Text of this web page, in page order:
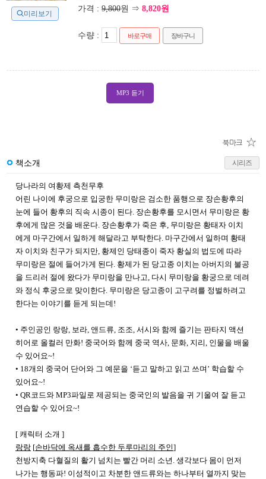
미리보기
가격 : 9,800원 ⇒ 8,820원
수량 : 바로구매 장바구니
MP3 듣기
책소개 시리즈
당나라의 여황제 측천무후
어린 나이에 후궁으로 입궁한 무미랑은 검소한 품행으로 장손황후의
눈에 들어 황후의 직속 시종이 된다. 장손황후를 모시면서 무미랑은 황
후에게 많은 것을 배운다. 장손황후가 죽은 후, 무미랑은 황태자 이치
에게 마구간에서 일하게 해달라고 부탁한다. 마구간에서 일하며 황태
자 이치와 친구가 되지만, 황제인 당태종이 죽자 황실의 법도에 따라
무미랑은 절에 들어가게 된다. 황제가 된 당고종 이치는 아버지의 불공
을 드리러 절에 왔다가 무미랑을 만나고, 다시 무미랑을 황궁으로 데려
와 정식 후궁으로 맞이한다. 무미랑은 당고종이 고구려를 정벌하려고
한다는 이야기를 듣게 되는데!
• 주인공인 랑랑, 보라, 앤드류, 조조, 서시와 함께 즐기는 판타지 액션
히어로 올컬러 만화! 중국어와 함께 중국 역사, 문화, 지리, 인물을 배울
수 있어요~!
• 18개의 중국어 단어와 그 예문을 ‘듣고 말하고 읽고 쓰며 ’ 학습할 수
있어요~!
• QR코드와 MP3파일로 제공되는 중국인의 발음을 귀 기울여 잘 듣고
연습할 수 있어요~!
[ 캐릭터 소개 ]
랑랑 [손바닥에 옥새를 흡수한 두루마리의 주인]
천방지축 다혈질의 활기 넘치는 빨간 머리 소년 . 생각보다 몸이 먼저
나가는 행동파! 이성적이고 차분한 앤드류와는 하나부터 열까지 맞는